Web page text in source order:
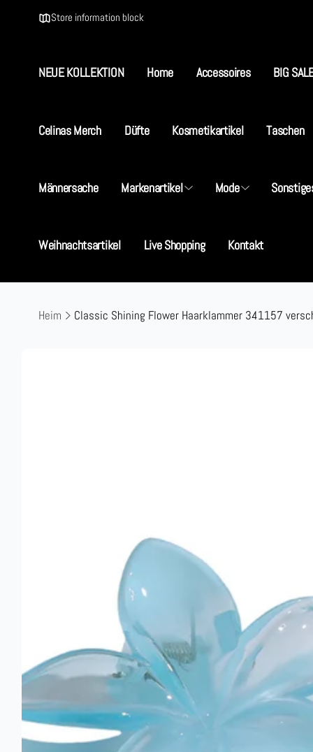
Store information block
NEUE KOLLEKTION Home Accessoires BIG
Celinas Merch Düfte Kosmetikartikel Taschen
Männersache Markenartikel Mode
Weihnachtsartikel Live Shopping Kontakt
Heim
Classic Shining Flower Haarklammer 341157